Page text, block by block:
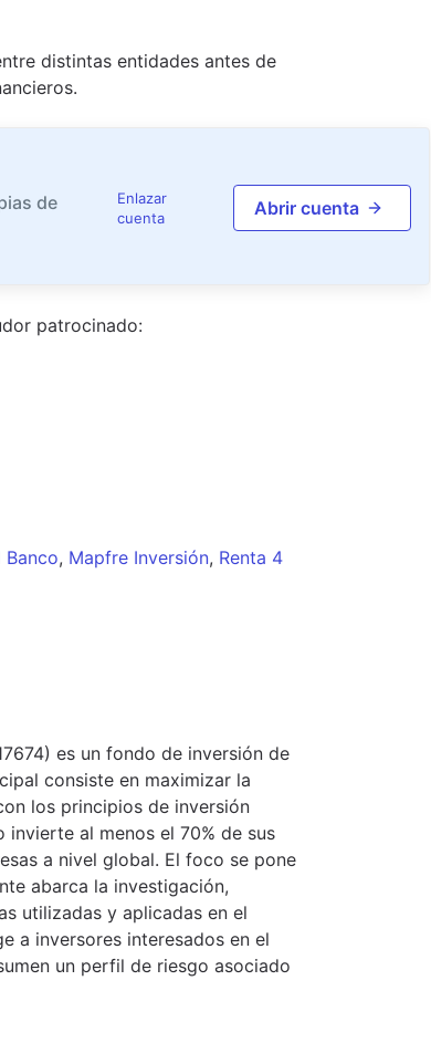
distintas entidades antes de
de
Enlazar
cuenta
Abrir cuenta
patrocinado:
Banco, Mapfre Inversión, Renta 4
es un fondo de inversión de
consiste en maximizar la
los principios de inversión
invierte al menos el 70% de sus
a nivel global. El foco se pone
abarca la investigación,
utilizadas y aplicadas en el
a inversores interesados en el
un perfil de riesgo asociado